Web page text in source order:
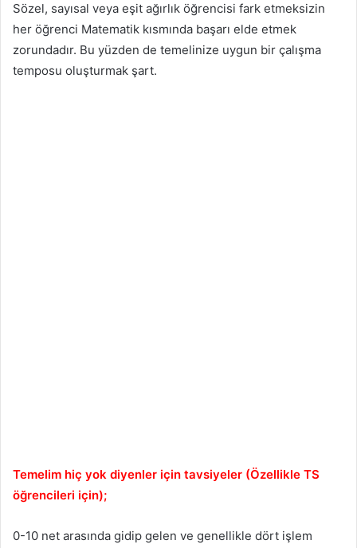
Sözel, sayısal veya eşit ağırlık öğrencisi fark etmeksizin
her öğrenci Matematik kısmında başarı elde etmek
zorundadır. Bu yüzden de temelinize uygun bir çalışma
temposu oluşturmak şart.
Temelim hiç yok diyenler için tavsiyeler (Özellikle TS
öğrencileri için);
0-10 net arasında gidip gelen ve genellikle dört işlem